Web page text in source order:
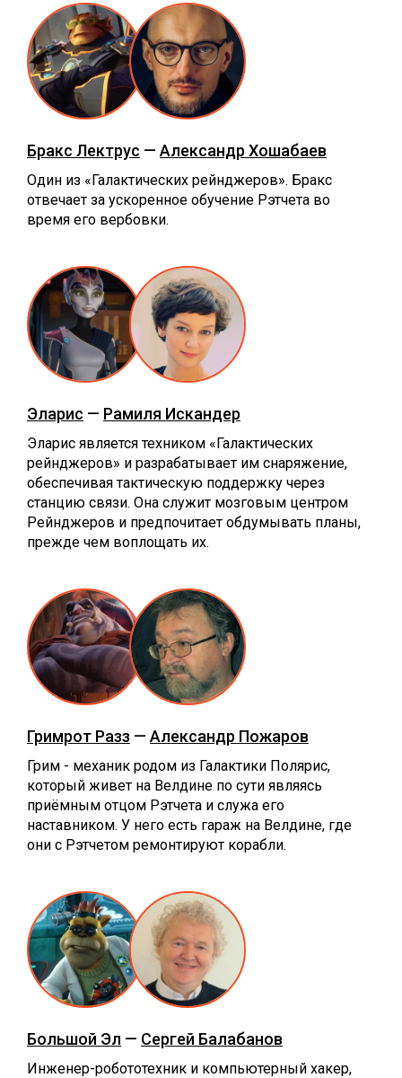
Бракс Лектрус — Александр Хошабаев
Один из «Галактических рейнджеров». Бракс
отвечает за ускоренное обучение Рэтчета во
время его вербовки.
Эларис — Рамиля Искандер
Эларис является техником «Галактических
рейнджеров» и разрабатывает им снаряжение,
обеспечивая тактическую поддержку через
станцию связи. Она служит мозговым центром
Рейнджеров и предпочитает обдумывать планы,
прежде чем воплощать их.
Гримрот Разз — Александр Пожаров
Грим - механик родом из Галактики Полярис,
который живет на Велдине по сути являясь
приёмным отцом Рэтчета и служа его
наставником. У него есть гараж на Велдине, где
они с Рэтчетом ремонтируют корабли.
Большой Эл — Сергей Балабанов
Инженер-робототехник и компьютерный хакер,